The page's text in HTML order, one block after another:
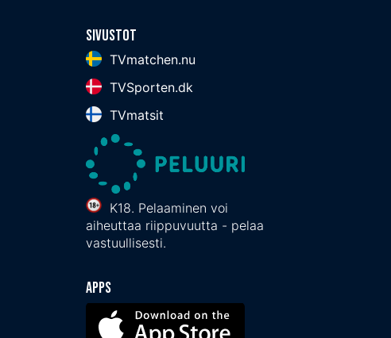
Sivustot
TVmatchen.nu
TVSporten.dk
TVmatsit
K18. Pelaaminen voi
aiheuttaa riippuvuutta - pelaa
vastuullisesti.
Apps